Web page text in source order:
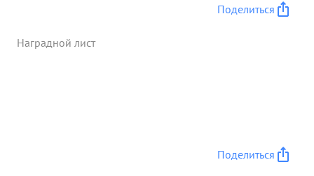
Поделиться
Наградной лист
Поделиться